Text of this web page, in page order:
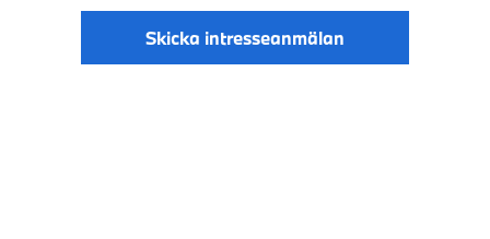
Skicka intresseanmälan